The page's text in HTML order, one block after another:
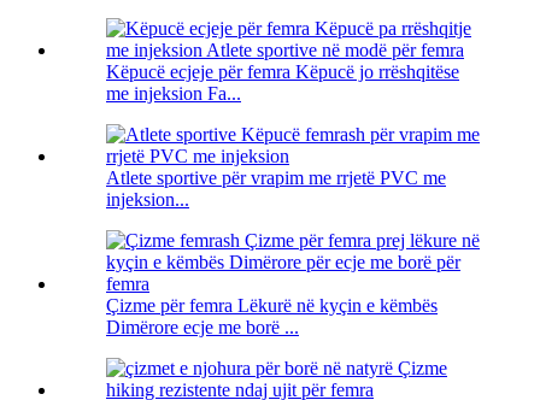
Këpucë ecjeje për femra Këpucë jo rrëshqitëse
me injeksion Fa...
Atlete sportive për vrapim me rrjetë PVC me
injeksion...
Çizme për femra Lëkurë në kyçin e këmbës
Dimërore ecje me borë ...